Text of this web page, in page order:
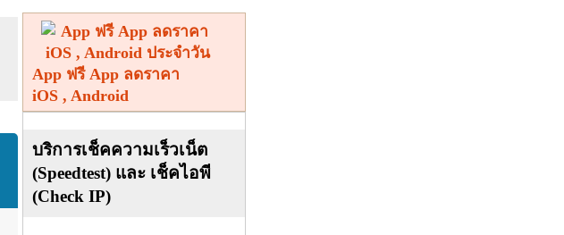
App ฟรี App ลดราคา
iOS , Android
บริการเช็คความเร็วเน็ต
(Speedtest) และ เช็คไอพี
(Check IP)